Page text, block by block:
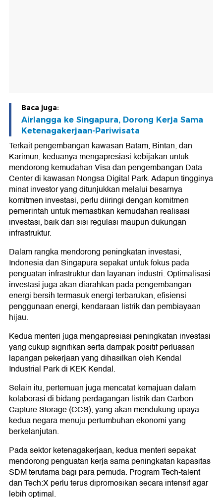
Baca juga:
Airlangga ke Singapura, Dorong Kerja Sama
Ketenagakerjaan-Pariwisata
Terkait pengembangan kawasan Batam, Bintan, dan
Karimun, keduanya mengapresiasi kebijakan untuk
mendorong kemudahan Visa dan pengembangan Data
Center di kawasan Nongsa Digital Park. Adapun tingginya
minat investor yang ditunjukkan melalui besarnya
komitmen investasi, perlu diiringi dengan komitmen
pemerintah untuk memastikan kemudahan realisasi
investasi, baik dari sisi regulasi maupun dukungan
infrastruktur.
Dalam rangka mendorong peningkatan investasi,
Indonesia dan Singapura sepakat untuk fokus pada
penguatan infrastruktur dan layanan industri. Optimalisasi
investasi juga akan diarahkan pada pengembangan
energi bersih termasuk energi terbarukan, efisiensi
penggunaan energi, kendaraan listrik dan pembiayaan
hijau.
Kedua menteri juga mengapresiasi peningkatan investasi
yang cukup signifikan serta dampak positif perluasan
lapangan pekerjaan yang dihasilkan oleh Kendal
Industrial Park di KEK Kendal.
Selain itu, pertemuan juga mencatat kemajuan dalam
kolaborasi di bidang perdagangan listrik dan Carbon
Capture Storage (CCS), yang akan mendukung upaya
kedua negara menuju pertumbuhan ekonomi yang
berkelanjutan.
Pada sektor ketenagakerjaan, kedua menteri sepakat
mendorong penguatan kerja sama peningkatan kapasitas
SDM terutama bagi para pemuda. Program Tech-talent
dan Tech:X perlu terus dipromosikan secara intensif agar
lebih optimal.